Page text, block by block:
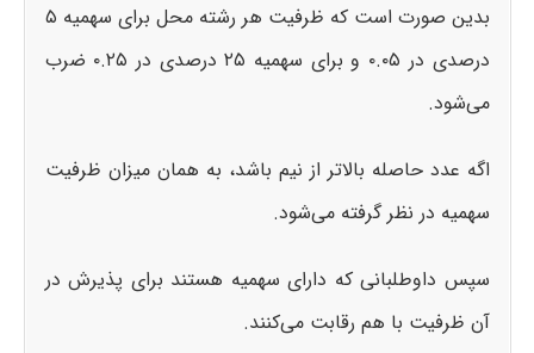
بدین صورت است که ظرفیت هر رشته محل برای سهمیه ۵
درصدی در ۰.۰۵ و برای سهمیه ۲۵ درصدی در ۰.۲۵ ضرب
می‌شود.
اگه عدد حاصله بالاتر از نیم باشد، به همان میزان ظرفیت
سهمیه در نظر گرفته می‌شود.
سپس داوطلبانی که دارای سهمیه هستند برای پذیرش در
آن ظرفیت با هم رقابت می‌کنند.